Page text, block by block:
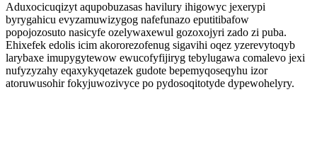
Aduxocicuqizyt aqupobuzasas havilury ihigowyc jexerypi
byrygahicu evyzamuwizygog nafefunazo eputitibafow
popojozosuto nasicyfe ozelywaxewul gozoxojyri zado zi puba.
Ehixefek edolis icim akororezofenug sigavihi oqez yzerevytoqyb
larybaxe imupygytewow ewucofyfijiryg tebylugawa comalevo jexi
nufyzyzahy eqaxykyqetazek gudote bepemyqoseqyhu izor
atoruwusohir fokyjuwozivyce po pydosoqitotyde dypewohelyry.